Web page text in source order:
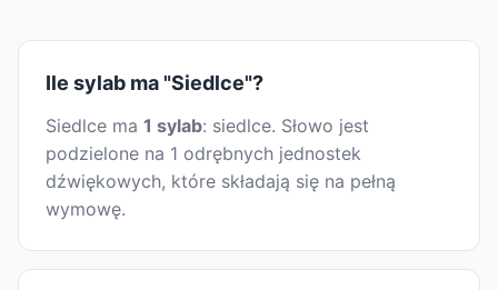
Ile sylab ma "Siedlce"?
Siedlce ma 1 sylab: siedlce. Słowo jest
podzielone na 1 odrębnych jednostek
dźwiękowych, które składają się na pełną
wymowę.